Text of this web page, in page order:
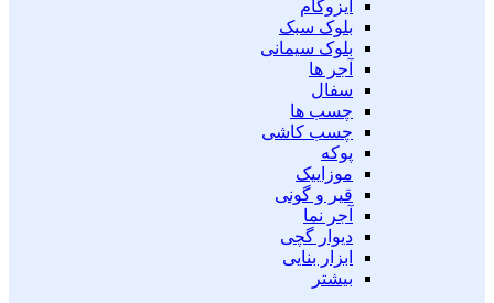
ایزوگام
بلوک سبک
بلوک سیمانی
آجر ها
سفال
چسب ها
چسب کاشی
پوکه
موزاییک
قیر و گونی
آجر نما
دیوار گچی
ابزار بنایی
بیشتر